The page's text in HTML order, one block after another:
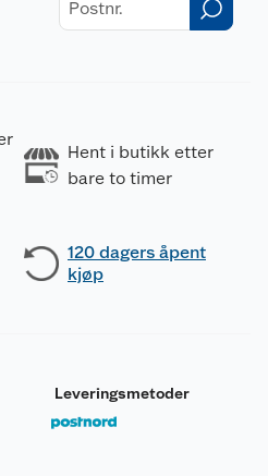
Hent i butikk etter
bare to timer
120 dagers åpent
kjøp
Leveringsmetoder